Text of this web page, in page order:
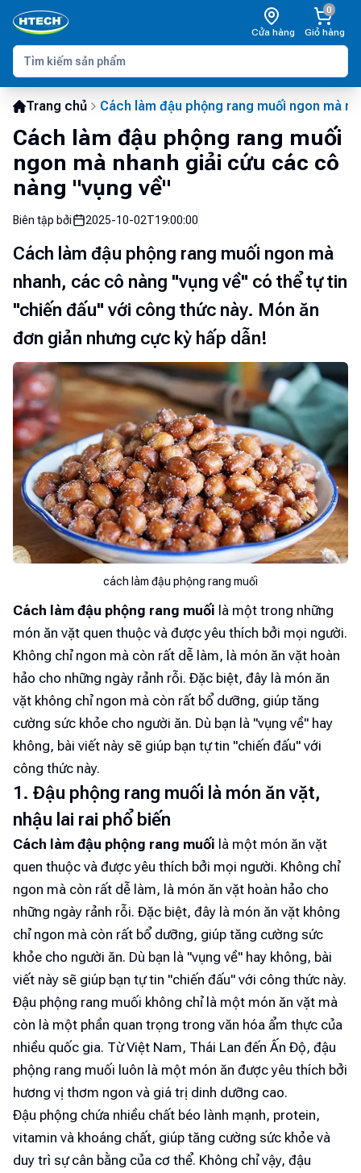
Cửa hàng
0
Giỏ hàng
Trang chủ Cách làm đậu phộng rang muối ngon mà
Cách làm đậu phộng rang muối
ngon mà nhanh giải cứu các cô
nàng "vụng về"
Biên tập bởi 2025-10-02T19:00:00
Cách làm đậu phộng rang muối ngon mà
nhanh, các cô nàng "vụng về" có thể tự tin
"chiến đấu" với công thức này. Món ăn
đơn giản nhưng cực kỳ hấp dẫn!
cách làm đậu phộng rang muối
Cách làm đậu phộng rang muối là một trong những
món ăn vặt quen thuộc và được yêu thích bởi mọi người.
Không chỉ ngon mà còn rất dễ làm, là món ăn vặt hoàn
hảo cho những ngày rảnh rỗi. Đặc biệt, đây là món ăn
vặt không chỉ ngon mà còn rất bổ dưỡng, giúp tăng
cường sức khỏe cho người ăn. Dù bạn là "vụng về" hay
không, bài viết này sẽ giúp bạn tự tin "chiến đấu" với
công thức này.
1. Đậu phộng rang muối là món ăn vặt,
nhậu lai rai phổ biến
Cách làm đậu phộng rang muối là một món ăn vặt
quen thuộc và được yêu thích bởi mọi người. Không chỉ
ngon mà còn rất dễ làm, là món ăn vặt hoàn hảo cho
những ngày rảnh rỗi. Đặc biệt, đây là món ăn vặt không
chỉ ngon mà còn rất bổ dưỡng, giúp tăng cường sức
khỏe cho người ăn. Dù bạn là "vụng về" hay không, bài
viết này sẽ giúp bạn tự tin "chiến đấu" với công thức này.
Đậu phộng rang muối không chỉ là một món ăn vặt mà
còn là một phần quan trọng trong văn hóa ẩm thực của
nhiều quốc gia. Từ Việt Nam, Thái Lan đến Ấn Độ, đậu
phộng rang muối luôn là một món ăn được yêu thích bởi
hương vị thơm ngon và giá trị dinh dưỡng cao.
Đậu phộng chứa nhiều chất béo lành mạnh, protein,
vitamin và khoáng chất, giúp tăng cường sức khỏe và
duy trì sự cân bằng của cơ thể. Không chỉ vậy, đậu